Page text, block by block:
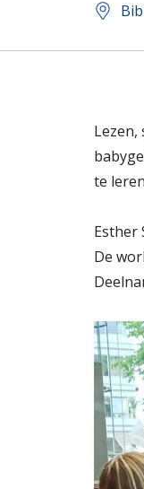
Lezen,
te
Esther
De